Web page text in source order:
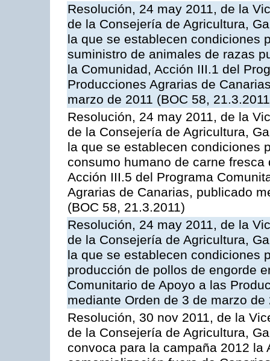
Resolución, 24 may 2011, de la
de la Consejería de Agricultura,
la que se establecen condiciones
suministro de animales de razas
la Comunidad, Acción III.1 del
Producciones Agrarias de
marzo de 2011 (BOC 58,
Resolución, 24 may 2011, de la
de la Consejería de Agricultura,
la que se establecen condiciones
consumo humano de carne
Acción III.5 del Programa
Agrarias de Canarias, publicado
(BOC 58, 21.3.2011)
Resolución, 24 may 2011, de la
de la Consejería de Agricultura,
la que se establecen condiciones
producción de pollos de engorde
Comunitario de Apoyo a las
mediante Orden de 3 de marzo de
Resolución, 30 nov 2011, de la
de la Consejería de Agricultura,
convoca para la campaña 2012 la